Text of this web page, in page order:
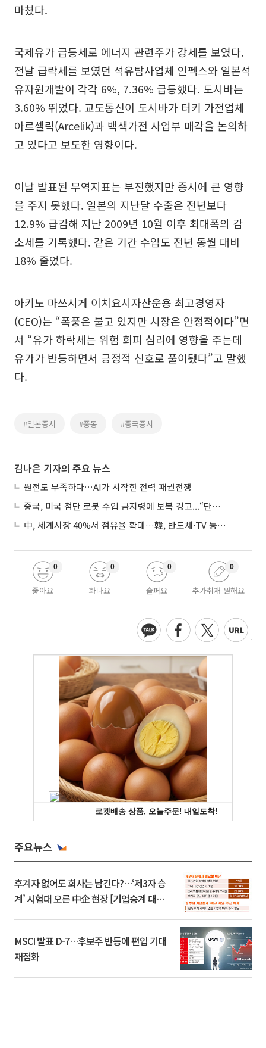
마쳤다.
국제유가 급등세로 에너지 관련주가 강세를 보였다.
전날 급락세를 보였던 석유탐사업체 인펙스와 일본석
유자원개발이 각각 6%, 7.36% 급등했다. 도시바는
3.60% 뛰었다. 교도통신이 도시바가 터키 가전업체
아르셀릭(Arcelik)과 백색가전 사업부 매각을 논의하
고 있다고 보도한 영향이다.
이날 발표된 무역지표는 부진했지만 증시에 큰 영향
을 주지 못했다. 일본의 지난달 수출은 전년보다
12.9% 급감해 지난 2009년 10월 이후 최대폭의 감
소세를 기록했다. 같은 기간 수입도 전년 동월 대비
18% 줄었다.
아키노 마쓰시게 이치요시자산운용 최고경영자
(CEO)는 “폭풍은 불고 있지만 시장은 안정적이다”면
서 “유가 하락세는 위험 회피 심리에 영향을 주는데
유가가 반등하면서 긍정적 신호로 풀이됐다”고 말했
다.
#일본증시 #중동 #중국증시
김나은 기자의 주요 뉴스
원전도 부족하다…AI가 시작한 전력 패권전쟁
중국, 미국 첨단 로봇 수입 금지령에 보복 경고...“단호히 대응”
中, 세계시장 40%서 점유율 확대…韓, 반도체·TV 등 4개 품목 1위
좋아요
0
화나요
0
슬퍼요
0
추가취재 원해요
0
주요뉴스
후계자 없어도 회사는 남긴다?…‘제3자 승
계’ 시험대 오른 中企 현장 [기업승계 대전
MSCI 발표 D-7…후보주 반등에 편입 기대
재점화